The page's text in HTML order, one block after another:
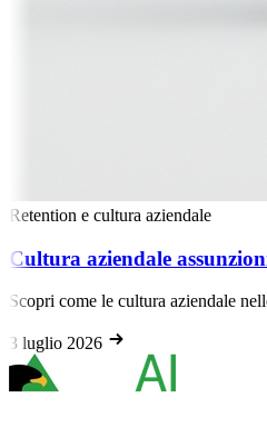
Retention e cultura aziendale
Cultura aziendale
Scopri come le cultura aziendale
3 luglio 2026